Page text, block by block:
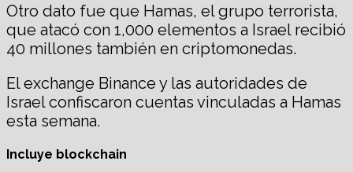
Otro dato fue que Hamas, el grupo terrorista,
que atacó con 1,000 elementos a Israel recibió
40 millones también en criptomonedas.
El exchange Binance y las autoridades de
Israel confiscaron cuentas vinculadas a Hamas
esta semana.
Incluye blockchain